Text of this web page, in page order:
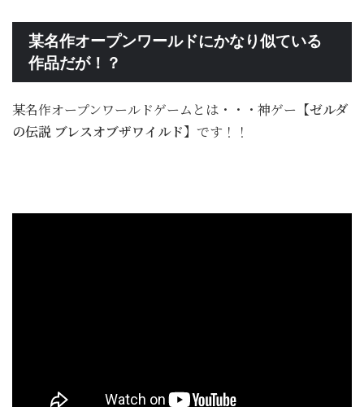
某名作オープンワールドにかなり似ている
作品だが！？
某名作オープンワールドゲームとは・・・神ゲー 【ゼルダ
の伝説 ブレスオブザワイルド】 です！！